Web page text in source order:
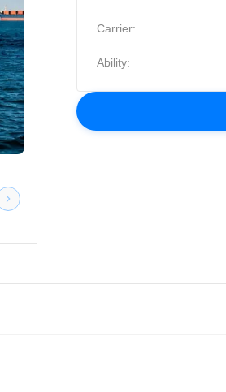
Carrier:
Ability: